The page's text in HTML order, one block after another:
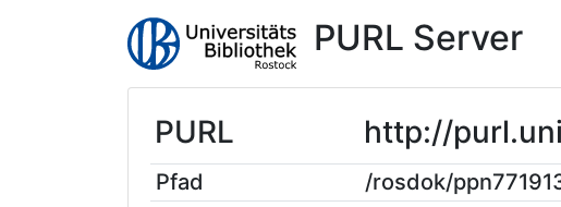
PURL Server
PURL http://
Pfad
/rosdok/